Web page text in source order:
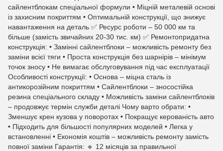
сайлентблокам спеціальної формули • Міцній металевій основі
із захисним покриттям • Оптимальній конструкції, що знижує
навантаження на деталь ✅ Ресурс роботи – 50 000 км та
більше (замість звичайних 20-30 тис. км) ✅ Ремонтопридатна
конструкція: • Замінні сайлентблоки – можливість ремонту без
заміни всієї тяги • Проста конструкція без шарнірів – мінімум
точок зносу • Не вимагає обслуговування під час експлуатації
Особливості конструкції: • Основа – міцна сталь із
антикорозійним покриттям • Сайлентблоки – зносостійка
резина спеціального складу • Можливість заміни сайлентблоків
– продовжує термін служби деталі Чому варто обрати: •
Зменшує крен кузова у поворотах • Покращує керованість авто
• Підходить для більшості популярних моделей • Легка у
встановленні • Економія коштів – можливість ремонту замість
повної заміни Гарантія: 🔹 12 місяців за правильної